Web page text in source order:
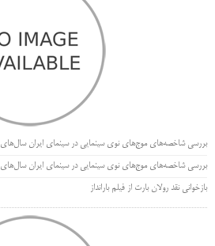
بررسی شاخصه‌های موج‌های نوی سینمایی در سینمای ایران سال‌های 1357-1343، قسمت دوم
بررسی شاخصه‌های موج‌های نوی سینمایی در سینمای ایران سال‌های 1357-1343
بازخوانی نقد رولان بارت از فیلم بارانداز